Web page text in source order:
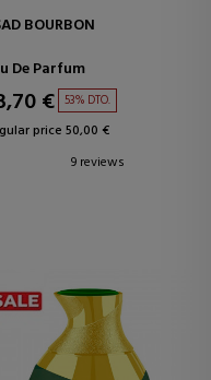
BOURBON
De Parfum
€ 53% DTO.
price 50,00 €
9 reviews